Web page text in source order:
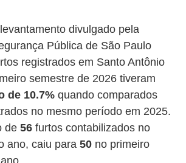
divulgado pela
Pública de São Paulo
registrados em Santo Antônio
semestre de 2026 tiveram
de 10.7% quando comparados
no mesmo período em 2025.
de 56 furtos contabilizados no
ano, caiu para 50 no primeiro